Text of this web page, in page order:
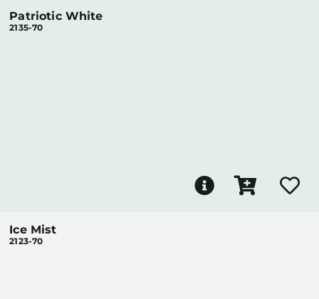
Patriotic White
2135-70
Ice Mist
2123-70